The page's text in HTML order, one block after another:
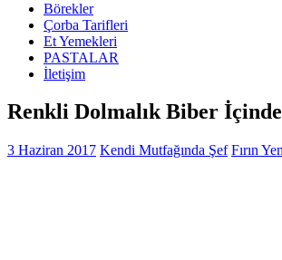
Börekler
Çorba Tarifleri
Et Yemekleri
PASTALAR
İletişim
Renkli Dolmalık Biber
3 Haziran 2017 Kendi Mutfağında Şef Fırın